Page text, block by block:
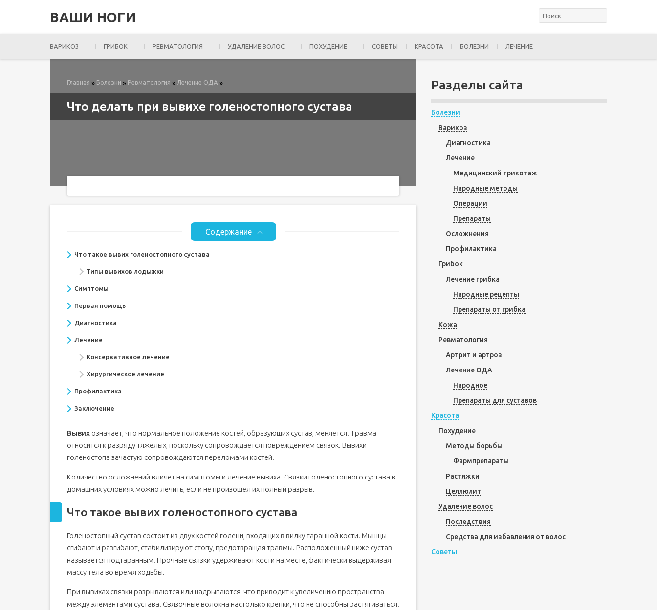
ВАШИ НОГИ
ВАРИКОЗ ГРИБОК РЕВМАТОЛОГИЯ УДАЛЕНИЕ ВОЛОС ПОХУДЕНИЕ СОВЕТЫ КРАСОТА БОЛЕЗНИ ЛЕЧЕНИЕ
Главная » Болезни » Ревматология » Лечение ОДА »
Что делать при вывихе голеностопного сустава
Содержание
Что такое вывих голеностопного сустава
Типы вывихов лодыжки
Симптомы
Первая помощь
Диагностика
Лечение
Консервативное лечение
Хирургическое лечение
Профилактика
Заключение
Вывих означает, что нормальное положение костей, образующих сустав, меняется. Травма
относится к разряду тяжелых, поскольку сопровождается повреждением связок. Вывихи
голеностопа зачастую сопровождаются переломами костей.
Количество осложнений влияет на симптомы и лечение вывиха. Связки голеностопного сустава в
домашних условиях можно лечить, если не произошел их полный разрыв.
Что такое вывих голеностопного сустава
Голеностопный сустав состоит из двух костей голени, входящих в вилку таранной кости. Мышцы
сгибают и разгибают, стабилизируют стопу, предотвращая травмы. Расположенный ниже сустав
называется подтаранным. Прочные связки удерживают кости на месте, фактически выдерживая
массу тела во время ходьбы.
При вывихах связки разрываются или надрываются, что приводит к увеличению пространства
между элементами сустава. Связочные волокна настолько крепки, что не способны растягиваться.
Разделы сайта
Болезни
Варикоз
Диагностика
Лечение
Медицинский трикотаж
Народные методы
Операции
Препараты
Осложнения
Профилактика
Грибок
Лечение грибка
Народные рецепты
Препараты от грибка
Кожа
Ревматология
Артрит и артроз
Лечение ОДА
Народное
Препараты для суставов
Красота
Похудение
Методы борьбы
Фармпрепараты
Растяжки
Целлюлит
Удаление волос
Последствия
Средства для избавления от волос
Советы